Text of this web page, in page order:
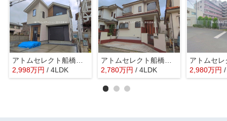
アトムセレクト船橋市大穴北１１期 １号棟
2,998万円 / 4LDK
アトムセレクト船橋市三咲５丁目中古戸建て
2,780万円 / 4LDK 2,980万円